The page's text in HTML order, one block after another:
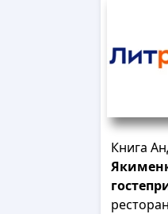
Книга